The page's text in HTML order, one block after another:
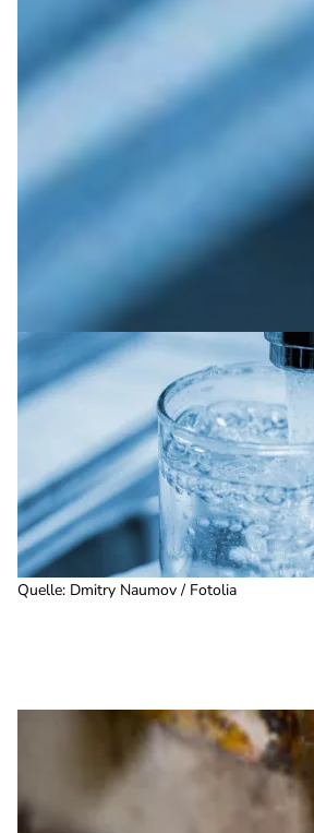
Quelle: Dmitry Naumov / Fotolia